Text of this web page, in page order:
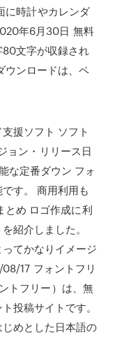
に時計やカレンダ
年6月30日 無料
文字が収録され
ウンロードは、ペ
援ソフト ソフト
ョン・リリース日
な定番ダウン フォ
す。 商用利用も
とめ ロゴ作成に利
紹介しました。
てかなりイメージ
17 フォントフリ
トフリー）は、無
投稿サイトです。
めとした日本語の